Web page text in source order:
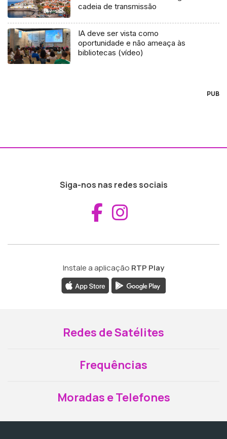
cadeia de transmissão
IA deve ser vista como
oportunidade e não ameaça às
bibliotecas (vídeo)
PUB
Siga-nos nas redes sociais
Aceder ao
Instale a aplicação RTP Play
Redes de Satélites
Frequências
Moradas e Telefones